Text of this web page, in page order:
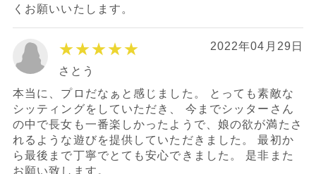
くお願いいたします。
★★★★★ 2022年04月29日
さとう
本当に、プロだなぁと感じました。 とっても素敵な
シッティングをしていただき、 今までシッターさん
の中で長女も一番楽しかったようで、娘の欲が満たさ
れるような遊びを提供していただきました。 最初か
ら最後まで丁寧でとても安心できました。 是非また
お願い致します。